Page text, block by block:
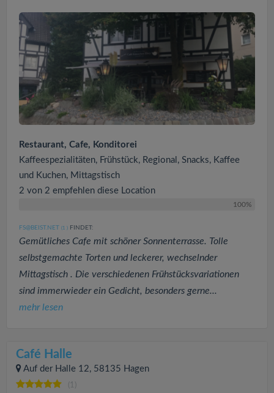
Restaurant, Cafe, Konditorei
Kaffeespezialitäten, Frühstück, Regional, Snacks, Kaffee
und Kuchen, Mittagstisch
2 von 2 empfehlen diese Location
100%
FS@BEIST.NET (1 ) FINDET:
Gemütliches Cafe mit schöner Sonnenterrasse. Tolle
selbstgemachte Torten und leckerer, wechselnder
Mittagstisch . Die verschiedenen Frühstücksvariationen
sind immerwieder ein Gedicht, besonders gerne...
mehr lesen
Café Halle
Auf der Halle 12, 58135 Hagen
(1)